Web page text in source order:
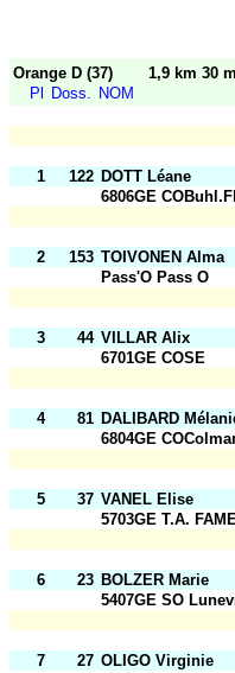
Orange D (37) 1,9 km 30 m
Pl
Doss. NOM
1 122 DOTT Léane
6806GE
2
153 TOIVONEN Alma
Pass'O Pass O
3
44 VILLAR Alix
6701GE COSE
4
81 DALIBARD
6804GE
5
37 VANEL Elise
5703GE T.A.
6
23 BOLZER Marie
5407GE SO
7
27 OLIGO Virginie